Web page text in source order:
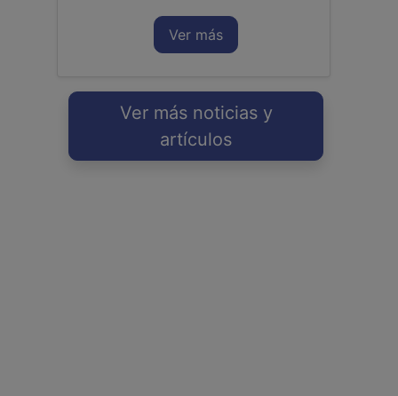
Ver más
Ver más noticias y
artículos